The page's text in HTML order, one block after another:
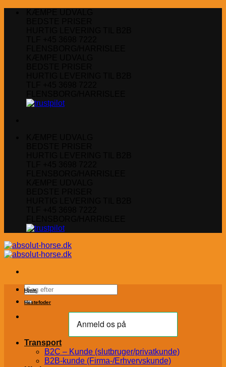
Søg
efter:
Transport
B2C – Kunde (slutbruger/privatkunde)
B2B-kunde (Firma-/Erhvervskunde)
Hjem
Hestefoder